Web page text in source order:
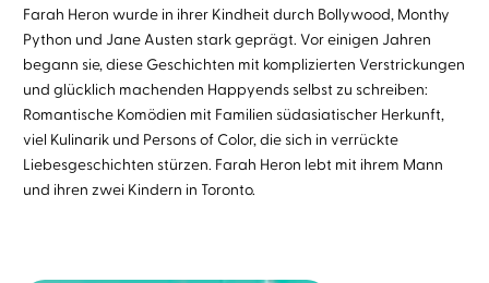
Farah Heron wurde in ihrer Kindheit durch Bollywood, Monthy
Python und Jane Austen stark geprägt. Vor einigen Jahren
begann sie, diese Geschichten mit komplizierten Verstrickungen
und glücklich machenden Happyends selbst zu schreiben:
Romantische Komödien mit Familien südasiatischer Herkunft,
viel Kulinarik und Persons of Color, die sich in verrückte
Liebesgeschichten stürzen. Farah Heron lebt mit ihrem Mann
und ihren zwei Kindern in Toronto.